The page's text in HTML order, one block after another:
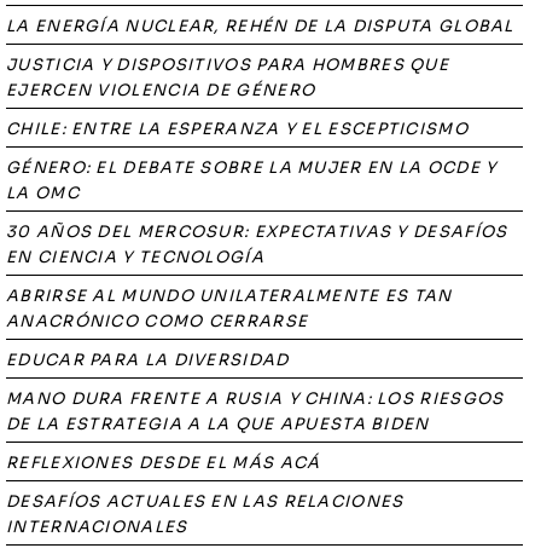
LA ENERGÍA NUCLEAR, REHÉN DE LA DISPUTA GLOBAL
JUSTICIA Y DISPOSITIVOS PARA HOMBRES QUE
EJERCEN VIOLENCIA DE GÉNERO
CHILE: ENTRE LA ESPERANZA Y EL ESCEPTICISMO
GÉNERO: EL DEBATE SOBRE LA MUJER EN LA OCDE Y
LA OMC
30 AÑOS DEL MERCOSUR: EXPECTATIVAS Y DESAFÍOS
EN CIENCIA Y TECNOLOGÍA
ABRIRSE AL MUNDO UNILATERALMENTE ES TAN
ANACRÓNICO COMO CERRARSE
EDUCAR PARA LA DIVERSIDAD
MANO DURA FRENTE A RUSIA Y CHINA: LOS RIESGOS
DE LA ESTRATEGIA A LA QUE APUESTA BIDEN
REFLEXIONES DESDE EL MÁS ACÁ
DESAFÍOS ACTUALES EN LAS RELACIONES
INTERNACIONALES